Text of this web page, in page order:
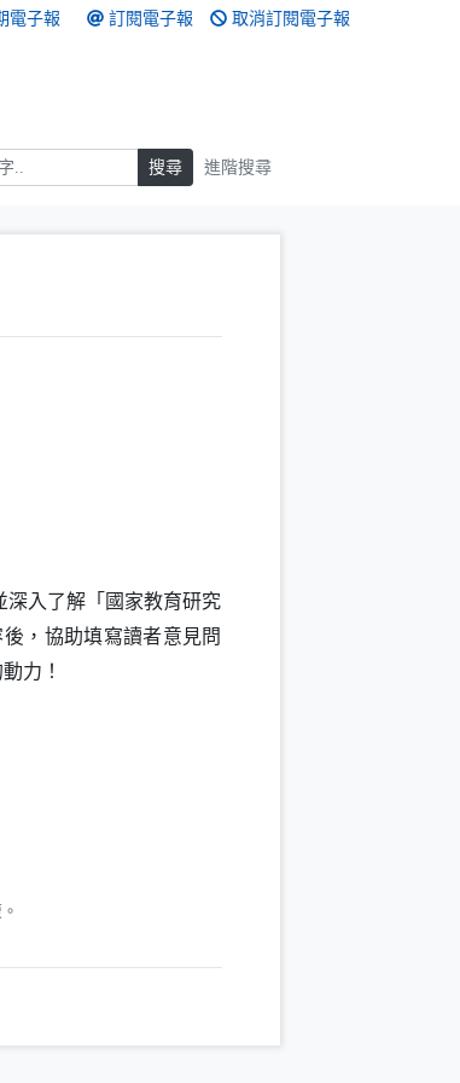
電子報 訂閱電子報 取消訂閱電子報
搜尋 進階搜尋
入了解「國家教育研究
，協助填寫讀者意見問
力！